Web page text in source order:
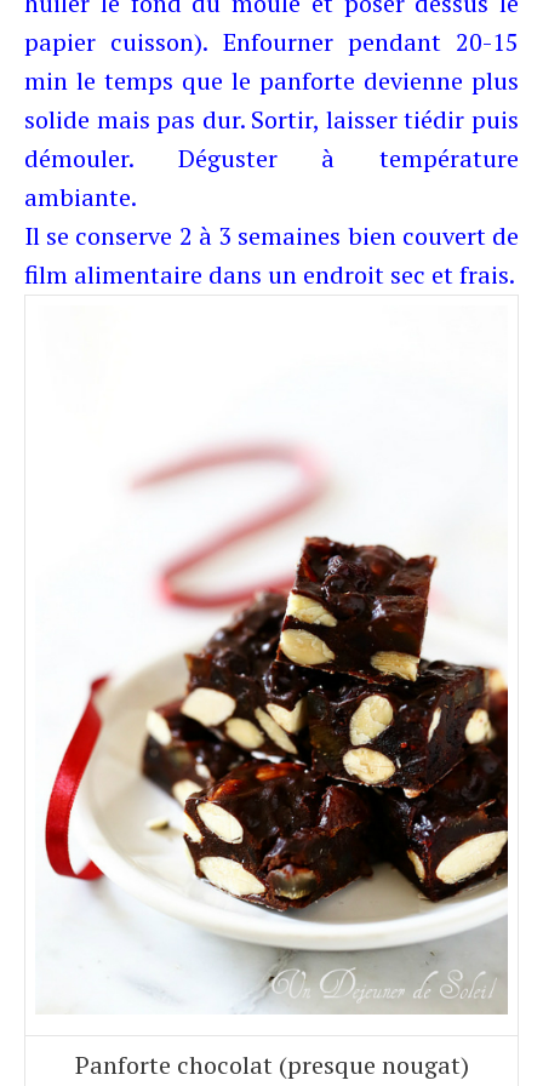
papier cuisson). Enfourner pendant 20-15
min le temps que le panforte devienne plus
solide mais pas dur. Sortir, laisser tiédir puis
démouler. Déguster à température
ambiante.
Il se conserve 2 à 3 semaines bien couvert de
film alimentaire dans un endroit sec et frais.
Panforte chocolat (presque nougat)